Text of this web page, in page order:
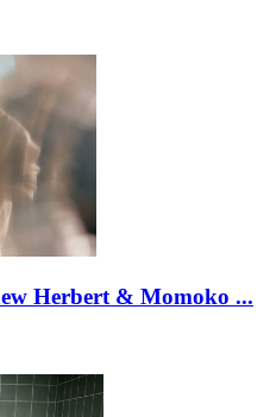
Herbert & Momoko ...